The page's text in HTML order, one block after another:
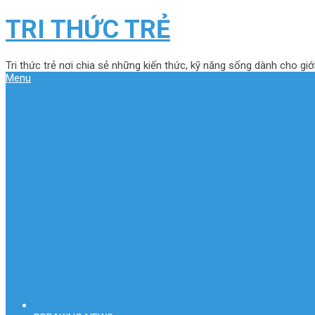
TRI THỨC TRẺ
Tri thức trẻ nơi chia sẻ những kiến thức, kỹ năng sống dành cho
Menu